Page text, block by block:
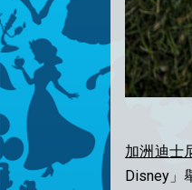
加洲迪士
Disney」